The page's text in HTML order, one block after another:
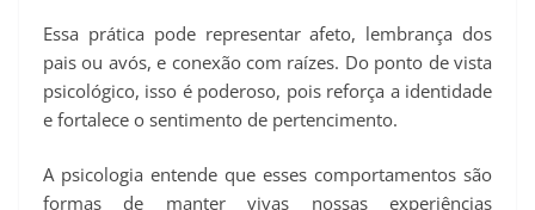
Essa prática pode representar afeto, lembrança dos
pais ou avós, e conexão com raízes. Do ponto de vista
psicológico, isso é poderoso, pois reforça a identidade
e fortalece o sentimento de pertencimento.
A psicologia entende que esses comportamentos são
formas de manter vivas nossas experiências